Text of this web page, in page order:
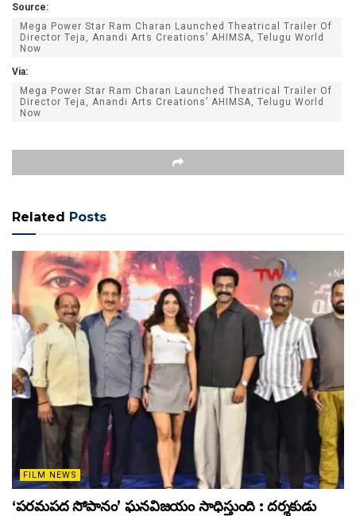
Source:
Mega Power Star Ram Charan Launched Theatrical Trailer Of
Director Teja, Anandi Arts Creations’ AHIMSA, Telugu World
Now
Via:
Mega Power Star Ram Charan Launched Theatrical Trailer Of
Director Teja, Anandi Arts Creations’ AHIMSA, Telugu World
Now
Related Posts
FILM NEWS
‘పరమపద సోపానం’ ఘనవిజయం సాధిస్తుంది : దర్శకుడు